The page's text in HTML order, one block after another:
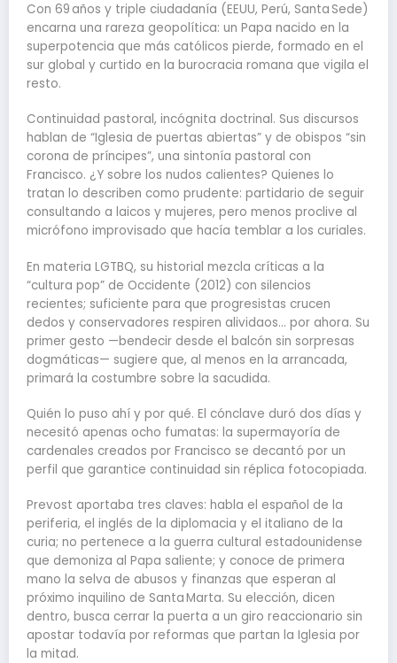
Con 69 años y triple ciudadanía (EEUU, Perú, Santa Sede)
encarna una rareza geopolítica: un Papa nacido en la
superpotencia que más católicos pierde, formado en el
sur global y curtido en la burocracia romana que vigila el
resto.
Continuidad pastoral, incógnita doctrinal. Sus discursos
hablan de “Iglesia de puertas abiertas” y de obispos “sin
corona de príncipes”, una sintonía pastoral con
Francisco. ¿Y sobre los nudos calientes? Quienes lo
tratan lo describen como prudente: partidario de seguir
consultando a laicos y mujeres, pero menos proclive al
micrófono improvisado que hacía temblar a los curiales.
En materia LGTBQ, su historial mezcla críticas a la
“cultura pop” de Occidente (2012) con silencios
recientes; suficiente para que progresistas crucen
dedos y conservadores respiren alividaos… por ahora. Su
primer gesto —bendecir desde el balcón sin sorpresas
dogmáticas— sugiere que, al menos en la arrancada,
primará la costumbre sobre la sacudida.
Quién lo puso ahí y por qué. El cónclave duró dos días y
necesitó apenas ocho fumatas: la supermayoría de
cardenales creados por Francisco se decantó por un
perfil que garantice continuidad sin réplica fotocopiada.
Prevost aportaba tres claves: habla el español de la
periferia, el inglés de la diplomacia y el italiano de la
curia; no pertenece a la guerra cultural estadounidense
que demoniza al Papa saliente; y conoce de primera
mano la selva de abusos y finanzas que esperan al
próximo inquilino de Santa Marta. Su elección, dicen
dentro, busca cerrar la puerta a un giro reaccionario sin
apostar todavía por reformas que partan la Iglesia por
la mitad.